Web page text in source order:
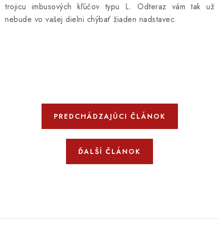
trojicu imbusových kľúčov typu L. Odteraz vám tak už
nebude vo vašej dielni chýbať žiaden nadstavec.
PREDCHÁDZAJÚCI ČLÁNOK
ĎALŠÍ ČLÁNOK